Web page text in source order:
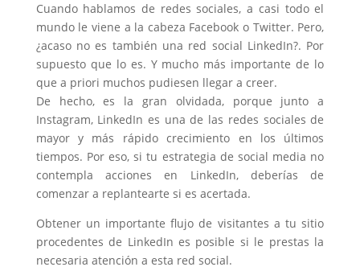
Cuando hablamos de redes sociales, a casi todo el
mundo le viene a la cabeza Facebook o Twitter. Pero,
¿acaso no es también una red social LinkedIn?. Por
supuesto que lo es. Y mucho más importante de lo
que a priori muchos pudiesen llegar a creer.
De hecho, es la gran olvidada, porque junto a
Instagram, LinkedIn es una de las redes sociales de
mayor y más rápido crecimiento en los últimos
tiempos. Por eso, si tu estrategia de social media no
contempla acciones en LinkedIn, deberías de
comenzar a replantearte si es acertada.
Obtener un importante flujo de visitantes a tu sitio
procedentes de LinkedIn es posible si le prestas la
necesaria atención a esta red social.